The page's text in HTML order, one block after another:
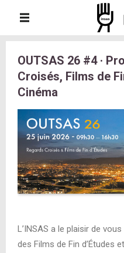
OUTSAS 26 #4 ·
Croisés, Films de
Cinéma
L’INSAS a le plaisir de
des Films de Fin d’Études